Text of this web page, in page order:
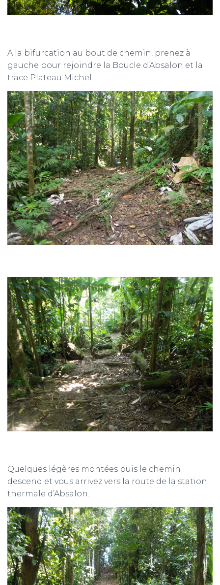
A la bifurcation au bout de chemin, prenez à
gauche pour rejoindre la Boucle d’Absalon et la
trace Plateau Michel.
Quelques légères montées puis le chemin
descend et vous arrivez vers la route de la station
thermale d’Absalon.